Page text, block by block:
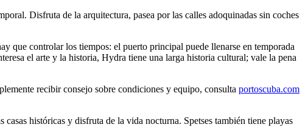
Disfruta de la arquitectura, pasea por las calles adoquinadas sin coches
que controlar los tiempos: el puerto principal puede llenarse en temporada
el arte y la historia, Hydra tiene una larga historia cultural; vale la pena
recibir consejo sobre condiciones y equipo, consulta portoscuba.com
históricas y disfruta de la vida nocturna. Spetses también tiene playas